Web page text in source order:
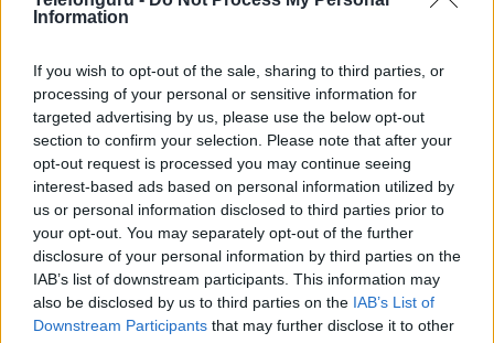
Information
If you wish to opt-out of the sale, sharing to third parties, or
processing of your personal or sensitive information for
targeted advertising by us, please use the below opt-out
section to confirm your selection. Please note that after your
opt-out request is processed you may continue seeing
interest-based ads based on personal information utilized by
us or personal information disclosed to third parties prior to
your opt-out. You may separately opt-out of the further
disclosure of your personal information by third parties on the
IAB’s list of downstream participants. This information may
also be disclosed by us to third parties on the IAB’s List of
Downstream Participants that may further disclose it to other
bemutatkozhat, miközben az áremelésekről szóló
Az Android rejtett automatizmusai: hat
funkció, amely észrevétlenül könnyíti
meg a mindennapokat
2026.06.14| Android Police
Sok felhasználó külön alkalmazásokra esküszik, pedig az
Android már évek óta olyan intelligens funkciókat kínál,
amelyek maguktól dolgoznak a háttérben.
Google Maps vs. Waze: A két
navigációs óriás küzdelme a
telefonunkon